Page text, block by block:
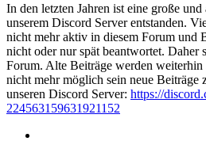
In den letzten Jahren ist eine große
unserem Discord Server entstanden.
nicht mehr aktiv in diesem Forum und
nicht oder nur spät beantwortet. Daher
Forum. Alte Beiträge werden weiterhin
nicht mehr möglich sein neue Beiträge
unseren Discord Server: https://
224563159631921152